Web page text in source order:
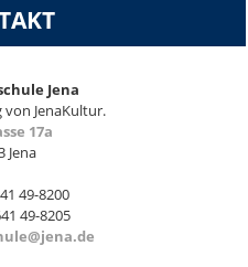
Jena
von JenaKultur.
17a
Jena
49-8200
49-8205